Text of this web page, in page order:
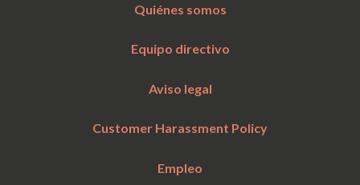
Quiénes somos
Equipo directivo
Aviso legal
Customer Harassment Policy
Empleo